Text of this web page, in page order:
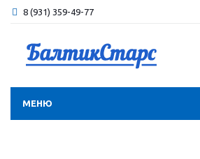
8 (931) 359-49-77
МЕНЮ